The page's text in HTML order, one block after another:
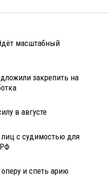
масштабный
закрепить на
в августе
с судимостью для
и спеть арию